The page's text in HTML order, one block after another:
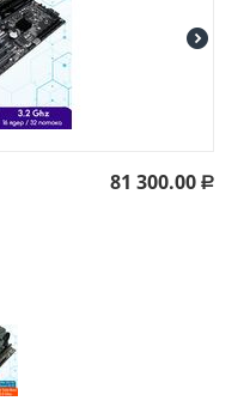
81 300.00 Р